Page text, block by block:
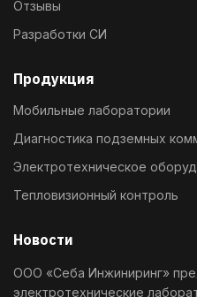
Отзывы
Разработки СИ
Продукция
Мобильные лаборатории
Диагностика подземных
Электротехническое
Тепловизионный контроль
Новости
ООО «Себа Инжиниринг»
электротехнические